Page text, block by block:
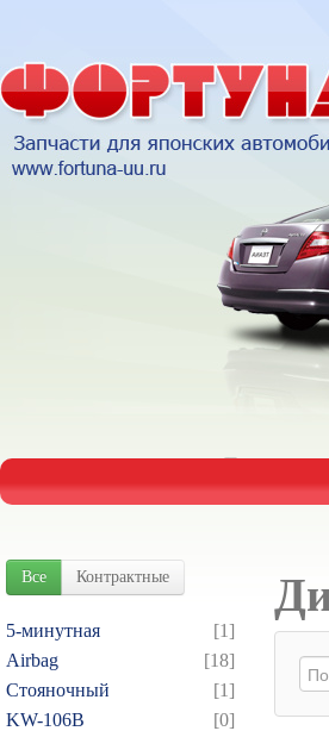
Все Контрактные
5-минутная
[1]
Airbag
[18]
Cтояночный
[1]
KW-106B
[0]